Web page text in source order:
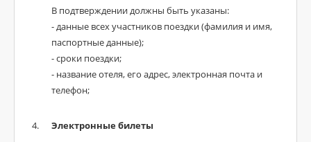
В подтверждении должны быть указаны:
- данные всех участников поездки (фамилия и имя,
паспортные данные);
- сроки поездки;
- название отеля, его адрес, электронная почта и
телефон;
Электронные билеты